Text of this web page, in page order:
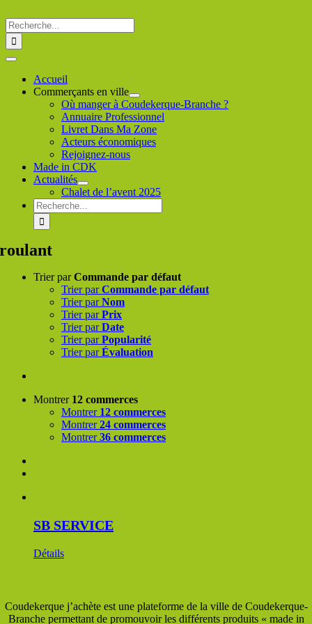
au
contenu
Rechercher
:
Toggle
NavigationAccueil
Commerçants en ville
Où manger à Coudekerque-Branche ?
Annuaire Professionnel
Livret Dans Ma Zone
Acteurs économiques
Rejoignez-nous
Made in CDK
Actualités
Chalet de l’avent 2025
Rechercher
:
roulant
Trier parCommande par défaut
Trier parCommande par défaut
Trier parNom
Trier parPrix
Trier parDate
Trier parPopularité
Trier parÉvaluation
Montrer 12 commerces
Montrer 12 commerces
Montrer24 commerces
Montrer36 commerces
SB SERVICE
Détails
Coudekerque j’achète est une plateforme de la ville de Coudekerque-
Branche permettant de promouvoir les différents produits « made in